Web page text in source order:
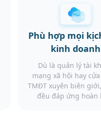
Phù hợp mọi
kinh doanh
Dù là quản lý tài
mạng xã hội hay
TMĐT xuyên biên
đều đáp ứng hoàn